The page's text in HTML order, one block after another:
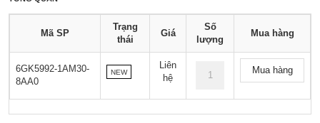
Mã SP
Trạng
thái
Giá
Số
lượng
Mua hàng
6GK5992-1AM30-
8AA0
NEW
Liên
hệ
Mua hàng